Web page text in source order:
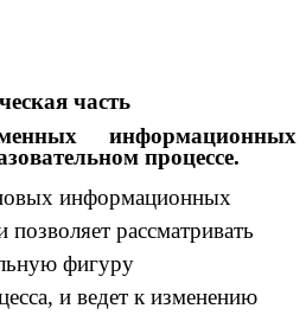
часть
информационных
процессе.
информационных
рассматривать
фигуру
и ведет к изменению